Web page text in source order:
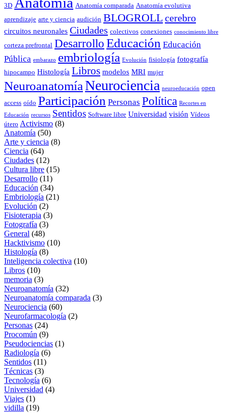
3D Anatomía comparada Anatomía evolutiva
aprendizaje arte y ciencia audición BLOGROLLcerebro
circuitos neuronales Ciudades colectivos conexiones conocimiento libre
corteza prefrontal Desarrollo Educación Educación
Pública embarazo embriología Evolución fisiología fotografía
hipocampo Histología Libros modelos MRI mujer
NeuroanatomíaNeurociencia neuroeducación open
access oído Participación Personas Política Recortes en
Educación recursos Sentidos Software libre Universidad visión Vídeos
útero Activismo (8)
Anatomía (50)
Arte y ciencia (8)
Ciencia (64)
Ciudades (12)
Cultura libre (15)
Desarrollo (11)
Educación (34)
Embriología (21)
Evolución (2)
Fisioterapia (3)
Fotografía (3)
General (48)
Hacktivismo (10)
Histología (8)
Inteligencia colectiva (10)
Libros (10)
memoria (3)
Neuroanatomía (32)
Neuroanatomía comparada (3)
Neurociencia (60)
Neurofarmacología (2)
Personas (24)
Procomún (9)
Pseudociencias (1)
Radiología (6)
Sentidos (11)
Técnicas (3)
Tecnología (6)
Universidad (4)
Viajes (1)
vidilla (19)